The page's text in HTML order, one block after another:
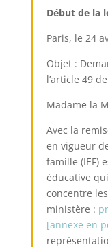
Début de la
Paris, le 24
Objet :
l’article 49
Madame la
Avec la
en vigueur
famille (IEF)
éducative
concentre
ministère :
[annexe en